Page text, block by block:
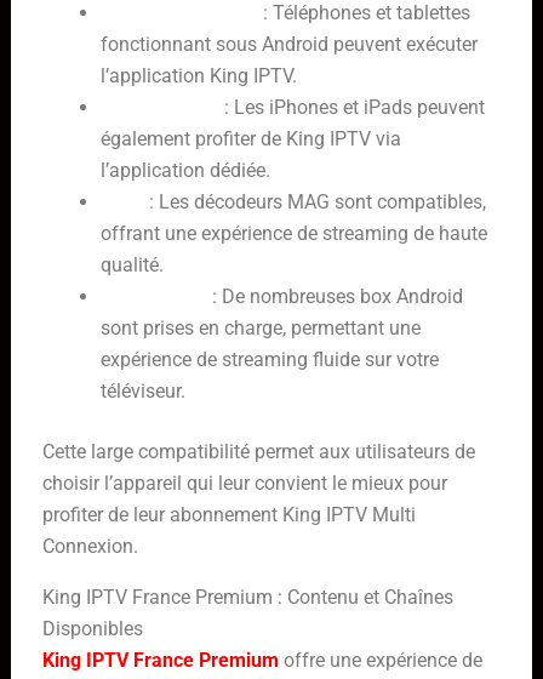
: Téléphones et tablettes
fonctionnant sous Android peuvent exécuter
l’application King IPTV.
: Les iPhones et iPads peuvent
également profiter de King IPTV via
l’application dédiée.
: Les décodeurs MAG sont compatibles,
offrant une expérience de streaming de haute
qualité.
: De nombreuses box Android
sont prises en charge, permettant une
expérience de streaming fluide sur votre
téléviseur.
Cette large compatibilité permet aux utilisateurs de
choisir l’appareil qui leur convient le mieux pour
profiter de leur abonnement King IPTV Multi
Connexion.
King IPTV France Premium : Contenu et Chaînes
Disponibles
King IPTV France Premium offre une expérience de